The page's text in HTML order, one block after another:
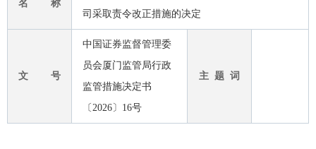
名 称
司采取责令改正措施的决定
文 号
中国证券监督管理委
员会厦门监管局行政
监管措施决定书
〔2026〕16号
主 题 词